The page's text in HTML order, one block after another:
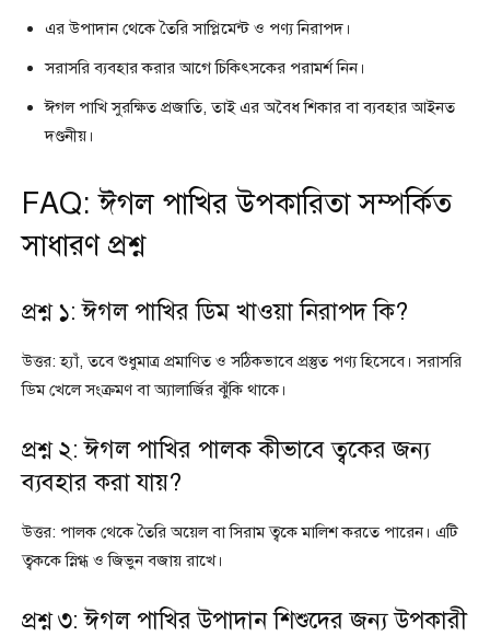
এর উপাদান থেকে তৈরি সাপ্লিমেন্ট ও পণ্য নিরাপদ।
সরাসরি ব্যবহার করার আগে চিকিৎসকের পরামর্শ নিন।
ঈগল পাখি সুরক্ষিত প্রজাতি, তাই এর অবৈধ শিকার বা ব্যবহার আইনত
দণ্ডনীয়।
FAQ: ঈগল পাখির উপকারিতা সম্পর্কিত
সাধারণ প্রশ্ন
প্রশ্ন ১: ঈগল পাখির ডিম খাওয়া নিরাপদ কি?
উত্তর: হ্যাঁ, তবে শুধুমাত্র প্রমাণিত ও সঠিকভাবে প্রস্তুত পণ্য হিসেবে। সরাসরি
ডিম খেলে সংক্রমণ বা অ্যালার্জির ঝুঁকি থাকে।
প্রশ্ন ২: ঈগল পাখির পালক কীভাবে ত্বকের জন্য
ব্যবহার করা যায়?
উত্তর: পালক থেকে তৈরি অয়েল বা সিরাম ত্বকে মালিশ করতে পারেন। এটি
ত্বককে স্নিগ্ধ ও জিভুন বজায় রাখে।
প্রশ্ন ৩: ঈগল পাখির উপাদান শিশুদের জন্য উপকারী